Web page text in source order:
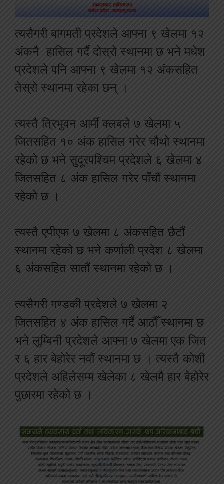
त्यसैगरी बागमती प्रदेशले आफ्ना ९ खेलमा १२
अंकनै हासिल गर्दै दोस्रो स्थानमा छ भने मधेश
प्रदेशले पनि आफ्ना ९ खेलमा १२ अंकसहित
तेस्रो स्थानमा रहेका छन् ।
त्यस्तै त्रिभुवन आर्मी क्लबले ७ खेलमा ५
जितसहित १० अंक हासिल गरेर चौथो स्थानमा
रहेको छ भने सुदूरपश्चिम प्रदेशले ६ खेलमा ४
जितसहित ८ अंक हासिल गरेर पाँचौं स्थानमा
रहेको छ ।
त्यस्तै एपीएफ ७ खेलमा ८ अंकसहित छैटौं
स्थानमा रहेको छ भने कर्णाली प्रदेश ८ खेलमा
६ अंकसहित सातौं स्थानमा रहेको छ ।
त्यसैगरी गण्डकी प्रदेशले ७ खेलमा २
जितसहित ४ अंक हासिल गर्दै आठौँ स्थानमा छ
भने लुम्बिनी प्रदेशले आफ्ना ७ खेलमा एक जित
र ६ हार बेहोरेर नवौं स्थानमा छ । त्यस्तै कोशी
प्रदेशले अहिलेसम्म खेलेका ८ खेलमै हार बेहोरेर
पुछारमा रहेको छ ।